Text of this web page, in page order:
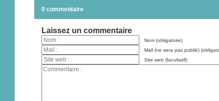
0 commentaire
Laissez un commentaire
Nom (obligatoire)
Mail (ne sera pas publié)
Site web (facultatif)